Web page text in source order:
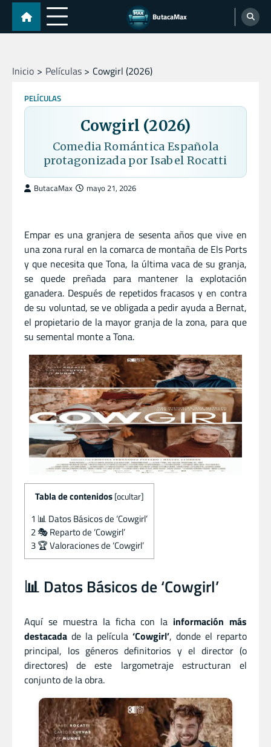
Skip
content
ButacaMax
Inicio Películas Cowgirl (2026)
PELÍCULAS
Cowgirl (2026)
Comedia Romántica Española
protagonizada por Isabel Rocatti
ButacaMax mayo 21, 2026
Empar es una granjera de sesenta años que vive en
una zona rural en la comarca de montaña de Els Ports
y que necesita que Tona, la última vaca de su granja,
se quede preñada para mantener la explotación
ganadera. Después de repetidos fracasos y en contra
de su voluntad, se ve obligada a pedir ayuda a Bernat,
el propietario de la mayor granja de la zona, para que
su semental monte a Tona.
Tabla de contenidos [ocultar]
1 📊 Datos Básicos de ‘Cowgirl’
2🎭 Reparto de ‘Cowgirl’
3🏆 Valoraciones de ‘Cowgirl’
📊 Datos Básicos de ‘Cowgirl’
Aquí se muestra la ficha con la información más
destacada de la película ‘Cowgirl’, donde el reparto
principal, los géneros definitorios y el director (o
directores) de este largometraje estructuran el
conjunto de la obra.